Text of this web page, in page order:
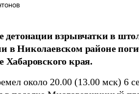
детонации взрывчатки в
в Николаевском районе
Хабаровского края.
около 20.00 (13.00 мск) 6